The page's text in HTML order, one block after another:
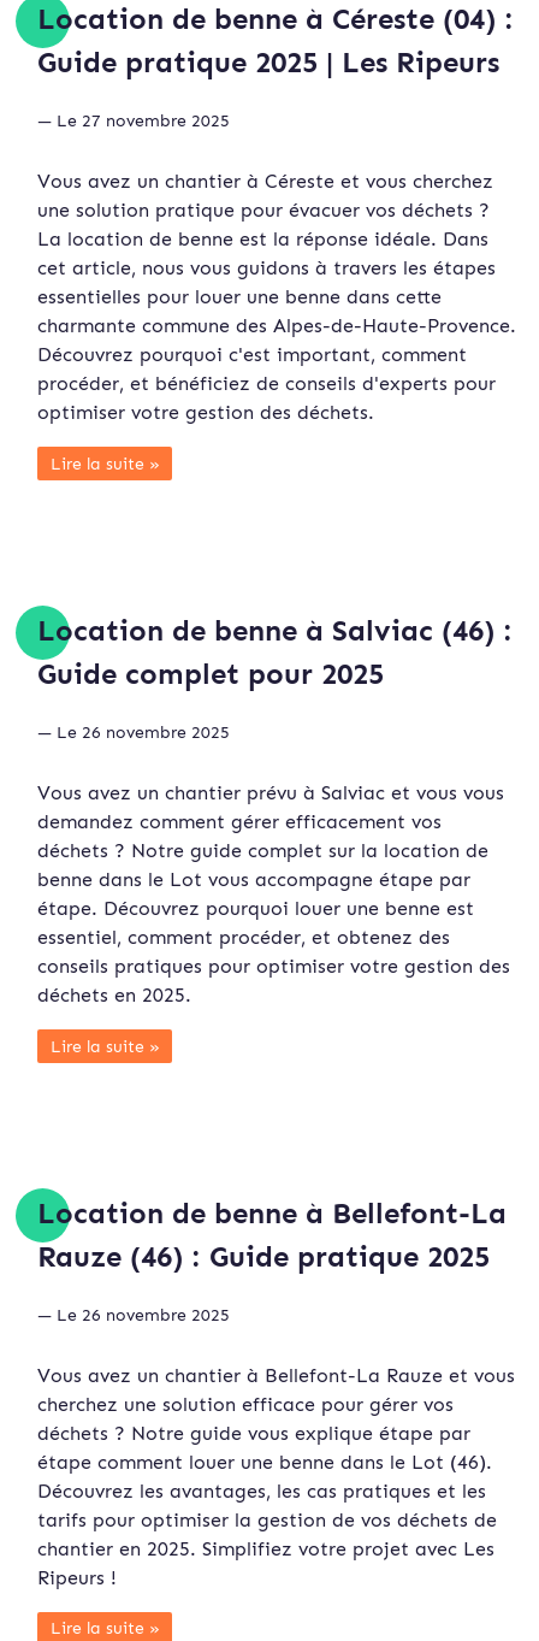
Location de benne à Céreste (04) :
Guide pratique 2025 | Les Ripeurs
— Le 27 novembre 2025
Vous avez un chantier à Céreste et vous cherchez
une solution pratique pour évacuer vos déchets ?
La location de benne est la réponse idéale. Dans
cet article, nous vous guidons à travers les étapes
essentielles pour louer une benne dans cette
charmante commune des Alpes-de-Haute-Provence.
Découvrez pourquoi c'est important, comment
procéder, et bénéficiez de conseils d'experts pour
optimiser votre gestion des déchets.
Lire la suite »
Location de benne à Salviac (46) :
Guide complet pour 2025
— Le 26 novembre 2025
Vous avez un chantier prévu à Salviac et vous vous
demandez comment gérer efficacement vos
déchets ? Notre guide complet sur la location de
benne dans le Lot vous accompagne étape par
étape. Découvrez pourquoi louer une benne est
essentiel, comment procéder, et obtenez des
conseils pratiques pour optimiser votre gestion des
déchets en 2025.
Lire la suite »
Location de benne à Bellefont-La
Rauze (46) : Guide pratique 2025
— Le 26 novembre 2025
Vous avez un chantier à Bellefont-La Rauze et vous
cherchez une solution efficace pour gérer vos
déchets ? Notre guide vous explique étape par
étape comment louer une benne dans le Lot (46).
Découvrez les avantages, les cas pratiques et les
tarifs pour optimiser la gestion de vos déchets de
chantier en 2025. Simplifiez votre projet avec Les
Ripeurs !
Lire la suite »